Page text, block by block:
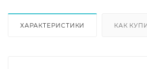
ХАРАКТЕРИСТИКИ КАК